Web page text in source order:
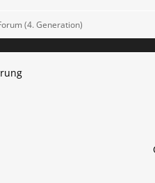
(4. Generation)